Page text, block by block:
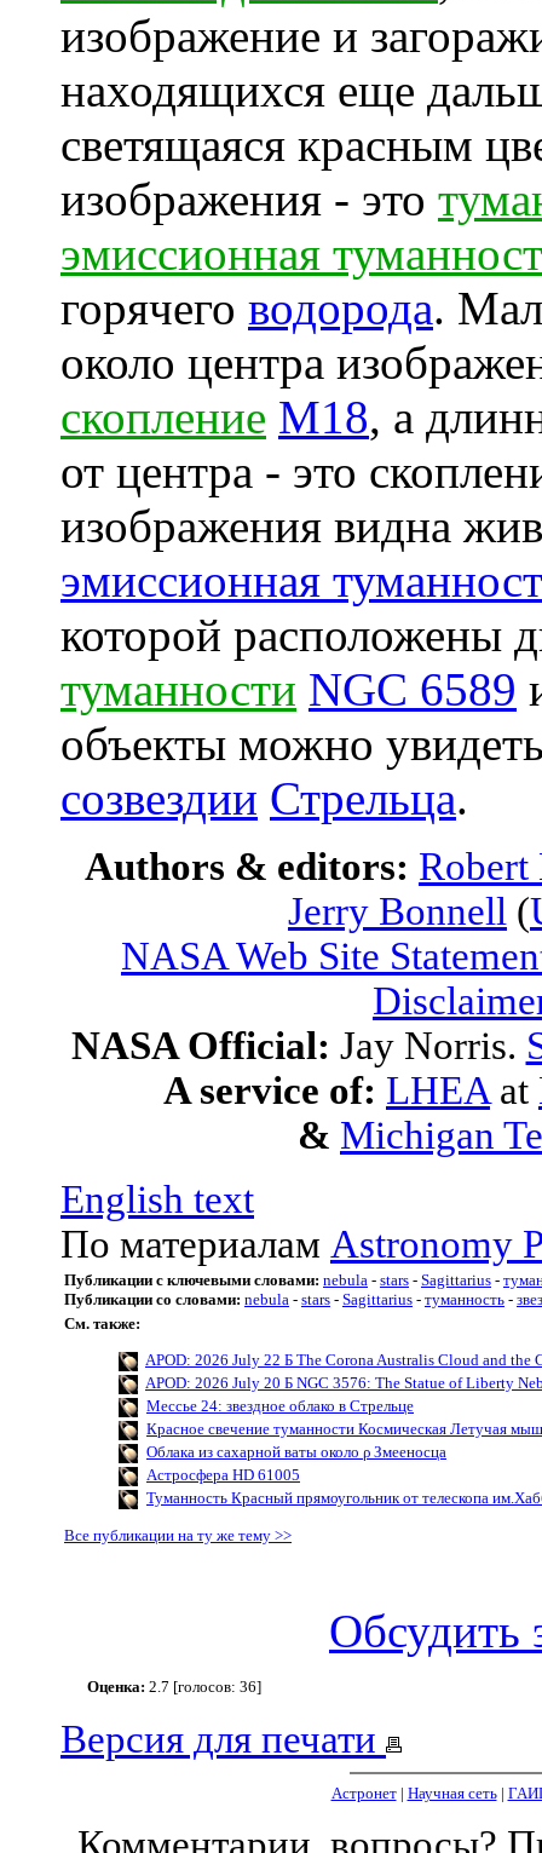
изображение и
находящихся еще
светящаяся красным
изображения - это
эмиссионная
горячего водорода.
около центра
скопление M18, а
от центра - это
изображения видна
эмиссионная
которой расположены
туманности NGC 6589
объекты можно
созвездии Стрельца.
Authors & editors:
Jerry Bonnell (
NASA Web Site
NASA Official: Jay Norris.
A service of: LHEA at
& Michigan
English text
По материалам Astronomy
Публикации с ключевыми словами: nebula - stars - Sagittarius -
Публикации со словами: nebula - stars - Sagittarius - туманность -
См. также:
APOD: 2026 July 22 Б The Corona Australis Cloud and the
APOD: 2026 July 20 Б NGC 3576: The Statue of Liberty
Мессье 24: звездное облако в Стрельце
Красное свечение туманности Космическая Летучая
Облака из сахарной ваты около ρ Змееносца
Астросфера HD 61005
Туманность Красный прямоугольник от телескопа
Все публикации на ту же тему >>
Обсудить
Оценка: 2.7 [голосов: 36]
Версия для печати
Астронет| Научная сеть|